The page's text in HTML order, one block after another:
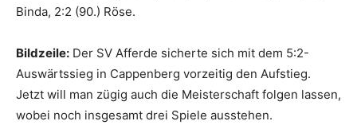
Binda, 2:2 (90.) Röse.
Bildzeile: Der SV Afferde sicherte sich mit dem 5:2-
Auswärtssieg in Cappenberg vorzeitig den Aufstieg.
Jetzt will man zügig auch die Meisterschaft folgen lassen,
wobei noch insgesamt drei Spiele ausstehen.